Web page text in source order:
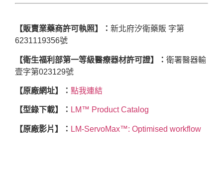
【販賣業藥商許可執照】： 新北府汐衛藥販 字第
6231119356號
【衛生福利部第一等級醫療器材許可證】： 衛署醫器輸
壹字第023129號
【原廠網址】： 點我連結
【型錄下載】： LM™ Product Catalog
【原廠影片】： LM-ServoMax™: Optimised workflow